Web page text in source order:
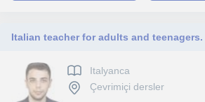
Italyanca
Çevrimiçi dersler